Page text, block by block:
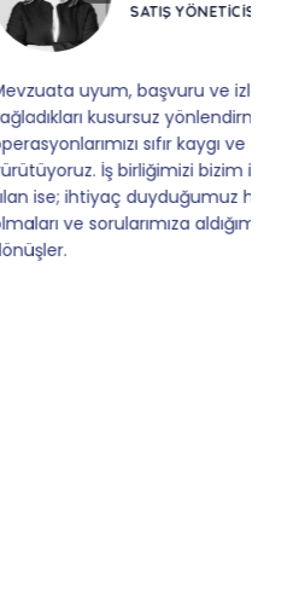
ve izleme adımlarında
sayesinde artık
kaygı ve tam güvenle
bizim için asıl değerli
her an ulaşılabilir
hızlı geri